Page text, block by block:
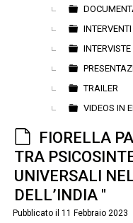
INTERVENTI
INTERVISTE
TRAILER
VIDEOS IN
d
e
f
a
u
FIORELLA
TRA
UNIVERSALI
DELL’INDIA "
Pubblicato il 11 Febbraio 2023